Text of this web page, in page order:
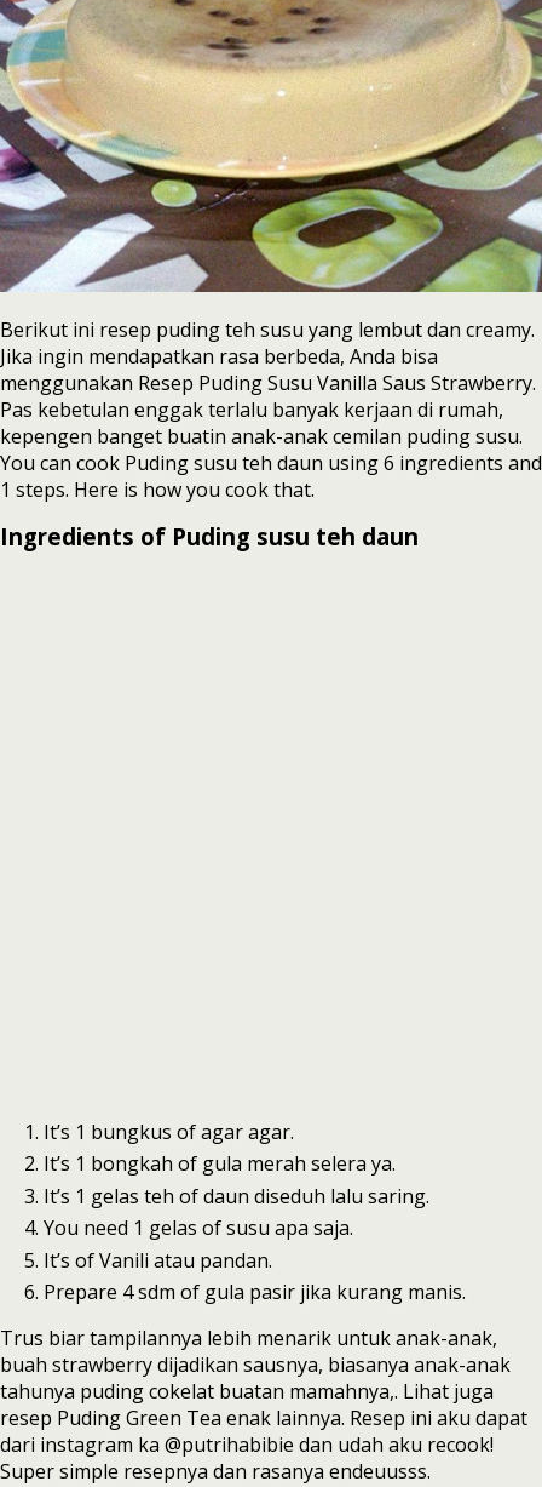
Berikut ini resep puding teh susu yang lembut dan creamy.
Jika ingin mendapatkan rasa berbeda, Anda bisa
menggunakan Resep Puding Susu Vanilla Saus Strawberry.
Pas kebetulan enggak terlalu banyak kerjaan di rumah,
kepengen banget buatin anak-anak cemilan puding susu.
You can cook Puding susu teh daun using 6 ingredients and
1 steps. Here is how you cook that.
Ingredients of Puding susu teh daun
It’s 1 bungkus of agar agar.
It’s 1 bongkah of gula merah selera ya.
It’s 1 gelas teh of daun diseduh lalu saring.
You need 1 gelas of susu apa saja.
It’s of Vanili atau pandan.
Prepare 4 sdm of gula pasir jika kurang manis.
Trus biar tampilannya lebih menarik untuk anak-anak,
buah strawberry dijadikan sausnya, biasanya anak-anak
tahunya puding cokelat buatan mamahnya,. Lihat juga
resep Puding Green Tea enak lainnya. Resep ini aku dapat
dari instagram ka @putrihabibie dan udah aku recook!
Super simple resepnya dan rasanya endeuusss.